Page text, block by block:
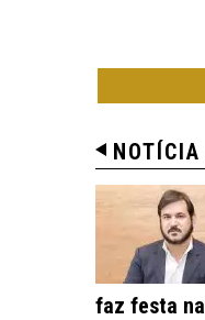
faz festa